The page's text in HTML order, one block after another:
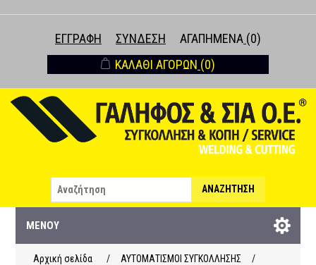
ΕΓΓΡΑΦΉ ΣΎΝΔΕΣΗ ΑΓΑΠΗΜΈΝΑ (0)
ΚΑΛΆΘΙ ΑΓΟΡΏΝ (0)
ΑΝΑΖΉΤΗΣΗ
ΜΕΝΟΎ
Αρχική σελίδα / ΑΥΤΟΜΑΤΙΣΜΟΙ ΣΥΓΚΟΛΛΗΣΗΣ
/